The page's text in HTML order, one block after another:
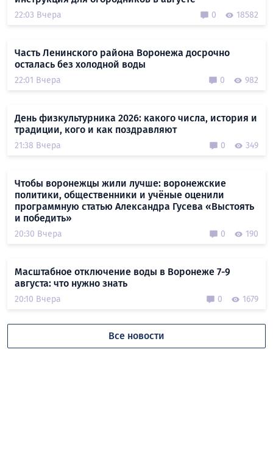
22:03 Вчера 0 18582
Часть Ленинского района Воронежа досрочно
осталась без холодной воды
22:01 Вчера 0 982
День физкультурника 2026: какого числа, история и
традиции, кого и как поздравляют
21:38 Вчера 0 349
Чтобы воронежцы жили лучше: воронежские
политики, общественники и учёные оценили
программную статью Александра Гусева «Выстоять
и победить»
20:30 Вчера 0 190
Масштабное отключение воды в Воронеже 7-9
августа: что нужно знать
20:10 Вчера 0 1679
Все новости